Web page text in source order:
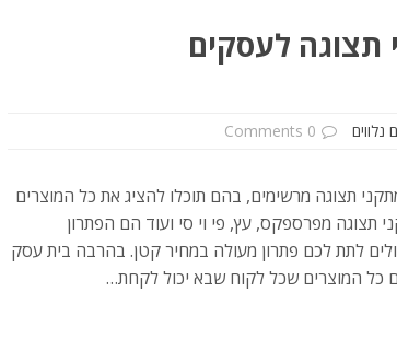
תצוגה לעסקים
נלווים 0 Comments
תצוגה מרשימים, בהם תוכלו להציג את כל המוצרים
מפרספקס, עץ, פי וי סי ועוד הם הפתרון
לתת לכם פתרון מעולה במחיר קטן. בהרבה בית עסק
כל המוצרים שכל לקוח שבא יכול לקחת…